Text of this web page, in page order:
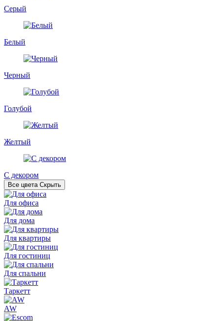
Серый
Белый
Черный
Голубой
Желтый
С декором
Все цвета Скрыть
Для офиса
Для дома
Для квартиры
Для гостиниц
Для спальни
Таркетт
AW